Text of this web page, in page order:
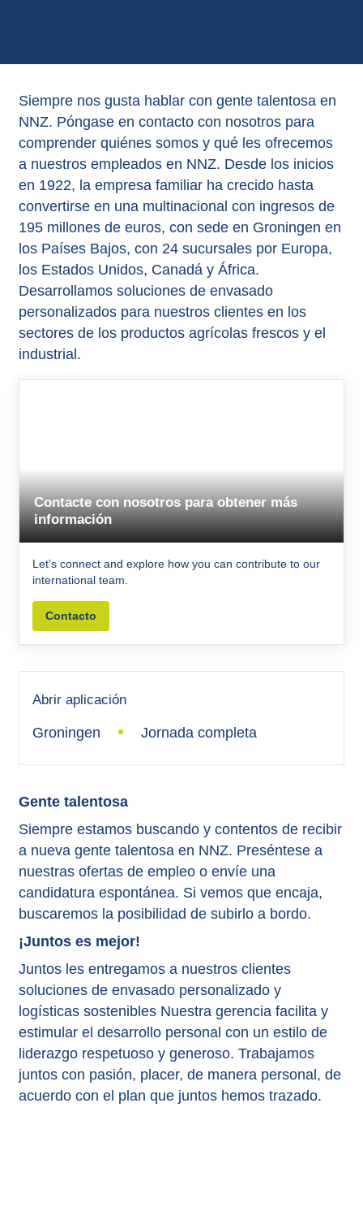
Siempre nos gusta hablar con gente talentosa en
NNZ. Póngase en contacto con nosotros para
comprender quiénes somos y qué les ofrecemos
a nuestros empleados en NNZ. Desde los inicios
en 1922, la empresa familiar ha crecido hasta
convertirse en una multinacional con ingresos de
195 millones de euros, con sede en Groningen en
los Países Bajos, con 24 sucursales por Europa,
los Estados Unidos, Canadá y África.
Desarrollamos soluciones de envasado
personalizados para nuestros clientes en los
sectores de los productos agrícolas frescos y el
industrial.
Contacte con nosotros para obtener más
información
Let’s connect and explore how you can contribute to our
international team.
Contacto
Abrir aplicación
Groningen Jornada completa
Gente talentosa
Siempre estamos buscando y contentos de recibir
a nueva gente talentosa en NNZ. Preséntese a
nuestras ofertas de empleo o envíe una
candidatura espontánea. Si vemos que encaja,
buscaremos la posibilidad de subirlo a bordo.
¡Juntos es mejor!
Juntos les entregamos a nuestros clientes
soluciones de envasado personalizado y
logísticas sostenibles Nuestra gerencia facilita y
estimular el desarrollo personal con un estilo de
liderazgo respetuoso y generoso. Trabajamos
juntos con pasión, placer, de manera personal, de
acuerdo con el plan que juntos hemos trazado.